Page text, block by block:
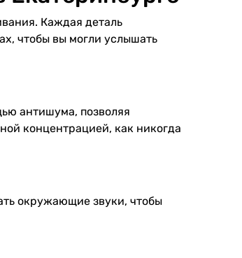
Каждая деталь
чтобы вы могли услышать
антишума, позволяя
концентрацией, как никогда
окружающие звуки, чтобы